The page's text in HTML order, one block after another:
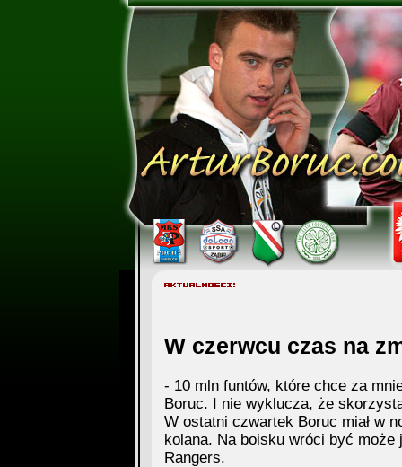
W czerwcu czas na
- 10 mln funtów, które chce za
Boruc. I nie wyklucza, że
W ostatni czwartek Boruc miał w
kolana. Na boisku wróci być
Rangers.